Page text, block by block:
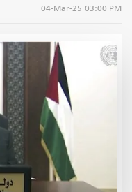
04-Mar-25 03:00 PM